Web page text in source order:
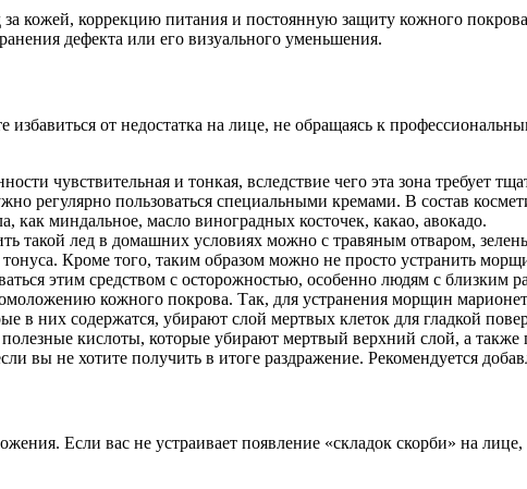
кожей, коррекцию питания и постоянную защиту кожного
дефекта или его визуального уменьшения.
от недостатка на лице, не обращаясь к
чувствительная и тонкая, вследствие чего эта зона требует
регулярно пользоваться специальными кремами. В состав
миндальное, масло виноградных косточек, какао, авокадо.
такой лед в домашних условиях можно с травяным отваром,
Кроме того, таким образом можно не просто устранить
этим средством с осторожностью, особенно людям с близким
кожного покрова. Так, для устранения морщин
в них содержатся, убирают слой мертвых клеток для гладкой
кислоты, которые убирают мертвый верхний слой, а
вы не хотите получить в итоге раздражение. Рекомендуется
Если вас не устраивает появление «складок скорби» на